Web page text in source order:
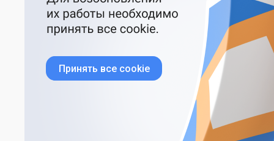
Принять все cookie